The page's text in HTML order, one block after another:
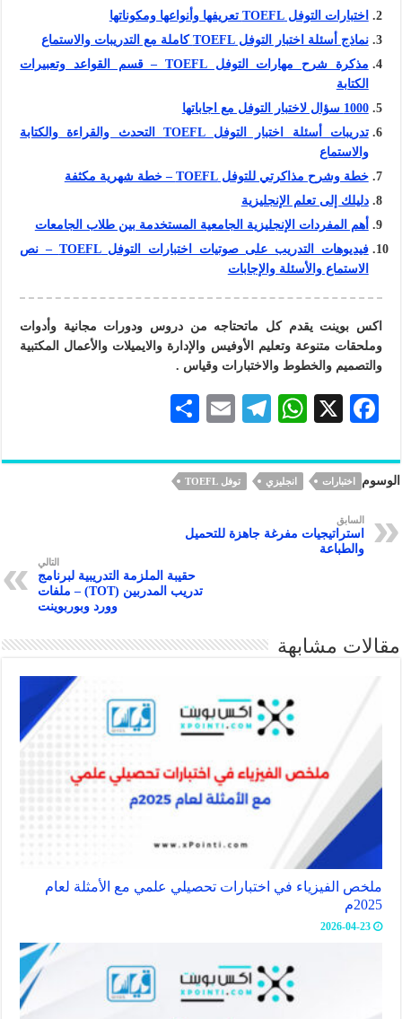
اختبارات التوفل TOEFL تعريفها وأنواعها ومكوناتها
نماذج أسئلة اختبار التوفل TOEFL كاملة مع التدريبات والاستماع
مذكرة شرح مهارات التوفل TOEFL – قسم القواعد وتعبيرات
الكتابة
1000 سؤال لاختبار التوفل مع اجاباتها
تدريبات أسئلة اختبار التوفل TOEFL التحدث والقراءة والكتابة
والاستماع
خطة وشرح مذاكرتي للتوفل TOEFL – خطة شهرية مكثفة
دليلك إلى تعلم الإنجليزية
أهم المفردات الإنجليزية الجامعية المستخدمة بين طلاب الجامعات
فيديوهات التدريب على صوتيات اختبارات التوفل TOEFL – نص
الاستماع والأسئلة والإجابات
اكس بوينت يقدم كل ماتحتاجه من دروس ودورات مجانية وأدوات
وملحقات متنوعة وتعليم الأوفيس والإدارة والايميلات والأعمال المكتبية
والتصميم والخطوط والاختبارات وقياس .
F
eb
oo
k
X
W
at
s
A
p
Te
gr
a
m
E
ai
l
ar
الوسوم اختبارات انجليزي توفل TOEFL
السابق
استراتيجيات مفرغة جاهزة للتحميل
والطباعة
التالي
حقيبة الملزمة التدريبية لبرنامج
تدريب المدربين (TOT) – ملفات
وورد وبوربوينت
مقالات مشابهة
ملخص الفيزياء في اختبارات تحصيلي علمي مع الأمثلة لعام
2025م
2026-04-23